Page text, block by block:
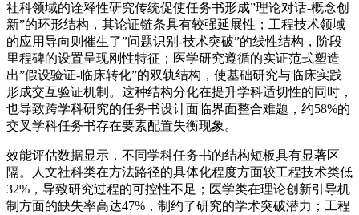
社科领域的诠释性研究传统促使任务书形成”理论对话-概念创
新”的环形结构，其论证链条具有较强延展性；工程技术领域
的应用导向则催生了”问题识别-技术突破”的线性结构，阶段
里程碑的设置呈现刚性特征；医学研究遵循的实证范式塑造
出”假设验证-临床转化”的双轨结构，使基础研究与临床实践
形成交互验证机制。这种结构分化在提升学科适切性的同时，
也导致跨学科研究的任务书设计面临界面整合难题，约58%的
交叉学科任务书存在要素配置失衡现象。
效能评估数据显示，不同学科任务书的结构短板具有显著区
隔。人文社科类在方法路径的具体化程度方面较工程技术类低
32%，导致研究过程的可控性不足；医学类在理论创新引导机
制方面的缺失率高达47%，制约了研究的学术突破潜力；工程